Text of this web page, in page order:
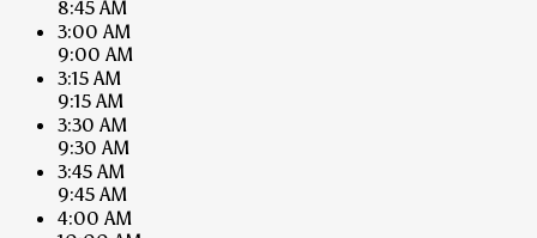
8:45 AM
3:00 AM
9:00 AM
3:15 AM
9:15 AM
3:30 AM
9:30 AM
3:45 AM
9:45 AM
4:00 AM